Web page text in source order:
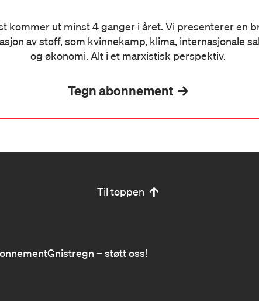
kommer ut minst 4 ganger i året. Vi presenterer en
av stoff, som kvinnekamp, klima, internasjonale
og økonomi. Alt i et marxistisk perspektiv.
Tegn abonnement
Til toppen
Gnistregn – støtt oss!